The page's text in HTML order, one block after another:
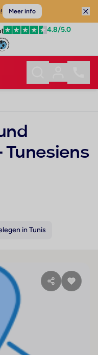
Meer info
4.8/5.0
in Tunis